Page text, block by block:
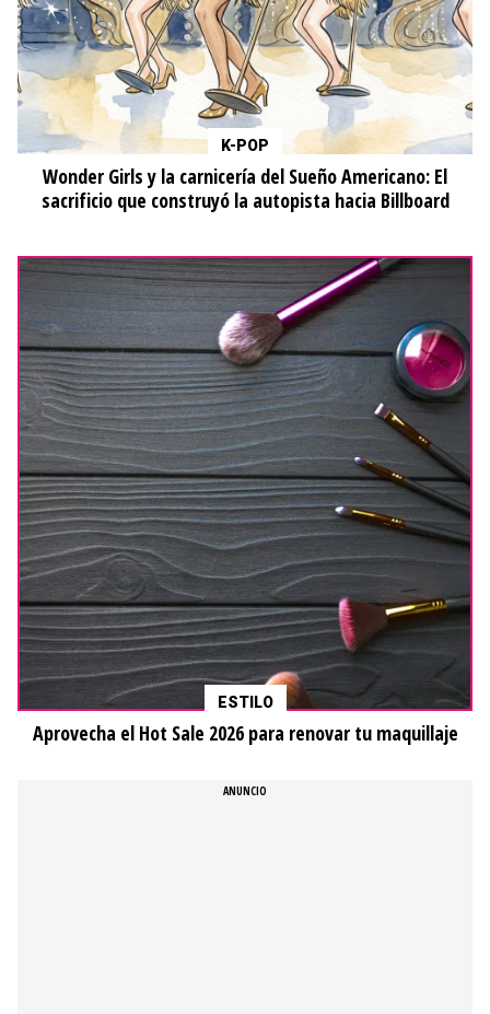
K-POP
Wonder Girls y la carnicería del Sueño Americano: El
sacrificio que construyó la autopista hacia Billboard
ESTILO
Aprovecha el Hot Sale 2026 para renovar tu maquillaje